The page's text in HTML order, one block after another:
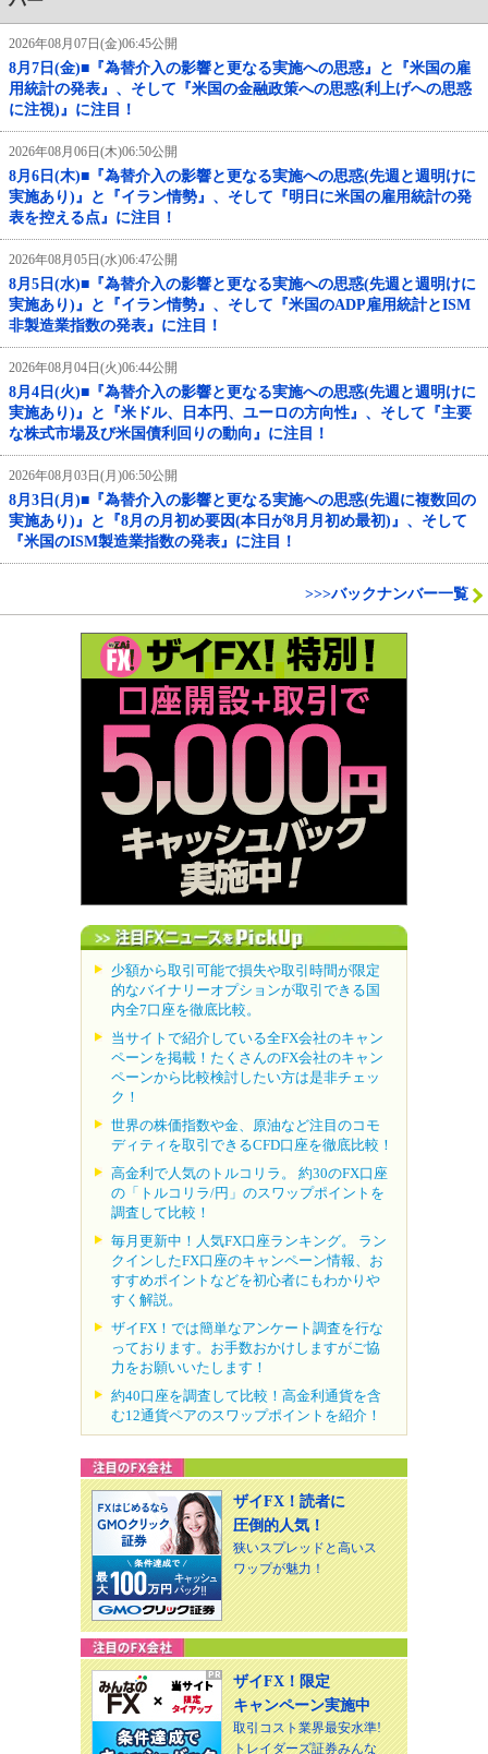
2026年08月07日(金)06:45公開
8月7日(金)■『為替介入の影響と更なる実施への思惑』と『米国の雇
用統計の発表』、そして『米国の金融政策への思惑(利上げへの思惑
に注視)』に注目！
2026年08月06日(木)06:50公開
8月6日(木)■『為替介入の影響と更なる実施への思惑(先週と週明けに
実施あり)』と『イラン情勢』、そして『明日に米国の雇用統計の発
表を控える点』に注目！
2026年08月05日(水)06:47公開
8月5日(水)■『為替介入の影響と更なる実施への思惑(先週と週明けに
実施あり)』と『イラン情勢』、そして『米国のADP雇用統計とISM
非製造業指数の発表』に注目！
2026年08月04日(火)06:44公開
8月4日(火)■『為替介入の影響と更なる実施への思惑(先週と週明けに
実施あり)』と『米ドル、日本円、ユーロの方向性』、そして『主要
な株式市場及び米国債利回りの動向』に注目！
2026年08月03日(月)06:50公開
8月3日(月)■『為替介入の影響と更なる実施への思惑(先週に複数回の
実施あり)』と『8月の月初め要因(本日が8月月初め最初)』、そして
『米国のISM製造業指数の発表』に注目！
>>>バックナンバー一覧
少額から取引可能で損失や取引時間が限定
的なバイナリーオプションが取引できる国
内全7口座を徹底比較。
当サイトで紹介している全FX会社のキャン
ペーンを掲載！たくさんのFX会社のキャン
ペーンから比較検討したい方は是非チェッ
ク！
世界の株価指数や金、原油など注目のコモ
ディティを取引できるCFD口座を徹底比較！
高金利で人気のトルコリラ。 約30のFX口座
の「トルコリラ/円」のスワップポイントを
調査して比較！
毎月更新中！人気FX口座ランキング。 ラン
クインしたFX口座のキャンペーン情報、お
すすめポイントなどを初心者にもわかりや
すく解説。
ザイFX！では簡単なアンケート調査を行な
っております。お手数おかけしますがご協
力をお願いいたします！
約40口座を調査して比較！高金利通貨を含
む12通貨ペアのスワップポイントを紹介！
ザイFX！読者に
圧倒的人気！
狭いスプレッドと高いス
ワップが魅力！
ザイFX！限定
キャンペーン実施中
取引コスト業界最安水準!
トレイダーズ証券みんな